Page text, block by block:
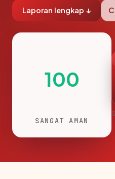
Laporan lengkap ↓
100
SANGAT AMAN